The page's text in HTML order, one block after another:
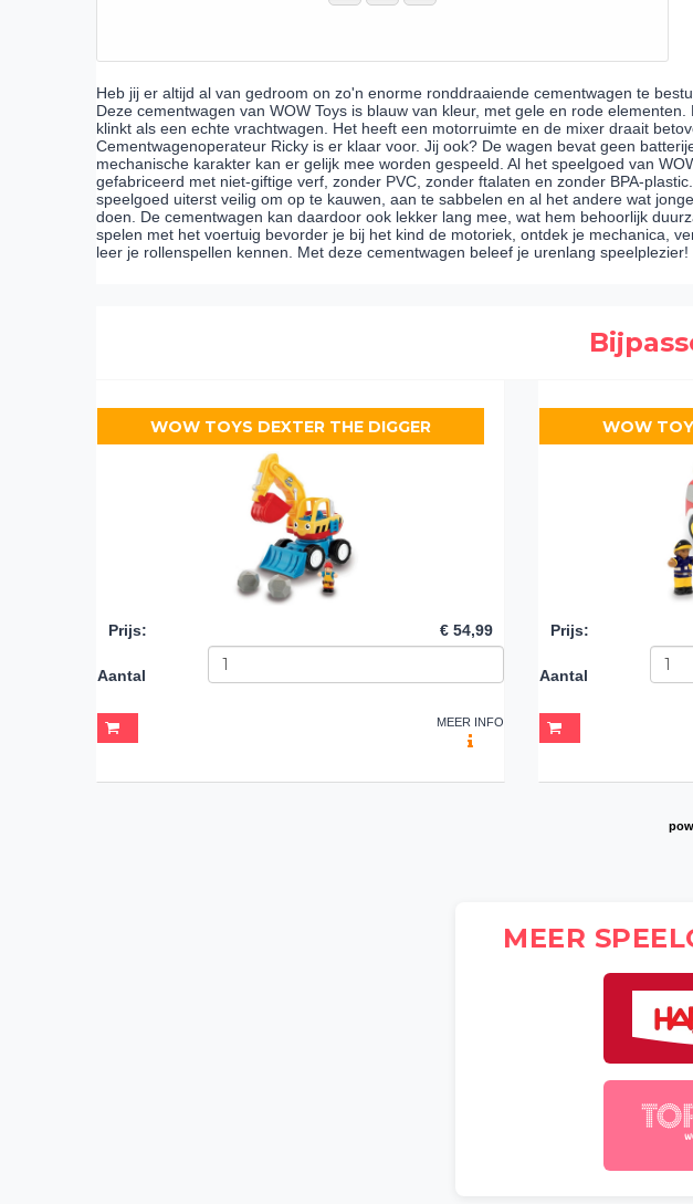
Heb jij er altijd al van gedroom on zo'n enorme ronddraaiende cementwagen te
Deze cementwagen van WOW Toys is blauw van kleur, met gele en rode
klinkt als een echte vrachtwagen. Het heeft een motorruimte en de mixer draait
Cementwagenoperateur Ricky is er klaar voor. Jij ook? De wagen bevat geen
mechanische karakter kan er gelijk mee worden gespeeld. Al het speelgoed van
gefabriceerd met niet-giftige verf, zonder PVC, zonder ftalaten en zonder BPA-
speelgoed uiterst veilig om op te kauwen, aan te sabbelen en al het andere wat
doen. De cementwagen kan daardoor ook lekker lang mee, wat hem behoorlijk
spelen met het voertuig bevorder je bij het kind de motoriek, ontdek je mechanica,
leer je rollenspellen kennen. Met deze cementwagen beleef je urenlang speelplezier!
WOW TOYS DEXTER THE DIGGER
Prijs: € 54,99
Aantal
MEER INFO
WOW
Prijs:
Aantal
MEER